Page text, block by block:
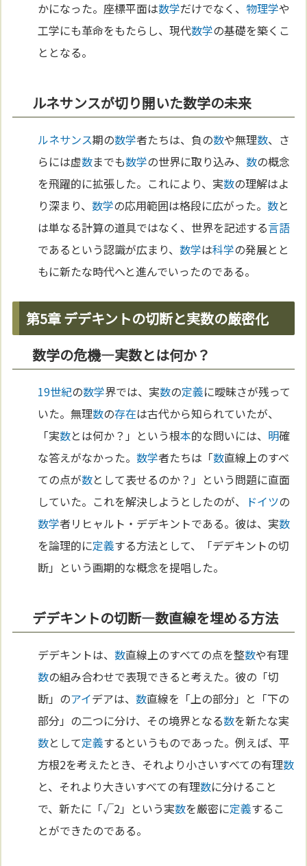
かになった。座標平面は数学だけでなく、 物理学や
工学にも革命をもたらし、現代数学の基礎を築くこ
ととなる。
ルネサンスが切り開いた数学の未来
ルネサンス期の数学者たちは、負の数や無理数、さ
らには虚数までも数学の世界に取り込み、数の概念
を飛躍的に拡張した。これにより、実数の理解はよ
り深まり、数学の応用範囲は格段に広がった。数と
は単なる計算の道具ではなく、世界を記述する言語
であるという認識が広まり、数学は科学の発展とと
もに新たな時代へと進んでいったのである。
第5章 デデキントの切断と実数の厳密化
数学の危機—実数とは何か？
19世紀の数学界では、実数の定義に曖昧さが残って
いた。無理数の存在は古代から知られていたが、
「実数とは何か？」という根本的な問いには、 明確
な答えがなかった。数学者たちは「数直線上のすべ
ての点が数として表せるのか？」という問題に直面
していた。これを解決しようとしたのが、 ドイツの
数学者リヒャルト・デデキントである。彼は、実数
を論理的に定義する方法として、「デデキントの切
断」という画期的な概念を提唱した。
デデキントの切断—数直線を埋める方法
デデキントは、数直線上のすべての点を整数や有理
数の組み合わせで表現できると考えた。彼の「切
断」のアイデアは、数直線を「上の部分」と「下の
部分」の二つに分け、その境界となる数を新たな実
数として定義するというものであった。例えば、平
方根2を考えたとき、それより小さいすべての有理数
と、それより大きいすべての有理数に分けること
で、新たに「√2」という実数を厳密に定義するこ
とができたのである。